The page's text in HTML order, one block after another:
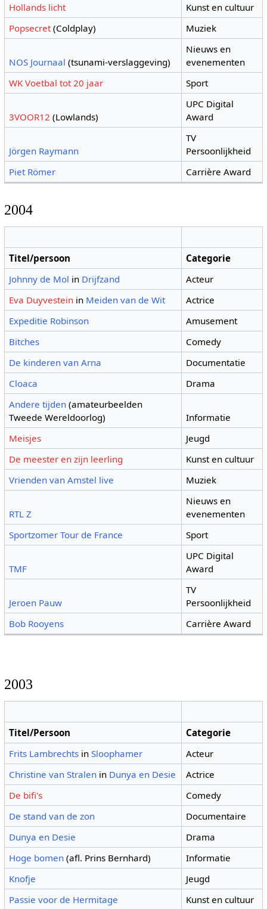
Hollands licht
Kunst en cultuur
Popsecret (Coldplay) Muziek
NOS Journaal (tsunami-verslaggeving)
Nieuws en
evenementen
WK Voetbal tot 20 jaar
Sport
3VOOR12 (Lowlands)
UPC Digital
Award
Jörgen Raymann
TV
Persoonlijkheid
Piet Römer
Carrière Award
2004
Titel/persoon
Categorie
Johnny de Mol in Drijfzand
Acteur
Eva Duyvestein in Meiden van de Wit
Actrice
Expeditie Robinson
Amusement
Bitches
Comedy
De kinderen van Arna
Documentatie
Cloaca
Drama
Andere tijden (amateurbeelden
Tweede Wereldoorlog)
Informatie
Meisjes
Jeugd
De meester en zijn leerling
Kunst en cultuur
Vrienden van Amstel live
Muziek
RTL Z
Nieuws en
evenementen
Sportzomer Tour de France
Sport
TMF
UPC Digital
Award
Jeroen Pauw
TV
Persoonlijkheid
Bob Rooyens
Carrière Award
2003
Titel/Persoon
Categorie
Frits Lambrechts inSloophamer
Acteur
Christine van Stralen in Dunya en Desie
Actrice
De bifi's
Comedy
De stand van de zon
Documentaire
Dunya en Desie
Drama
Hoge bomen (afl. Prins Bernhard)
Informatie
Knofje
Jeugd
Passie voor de Hermitage
Kunst en cultuur